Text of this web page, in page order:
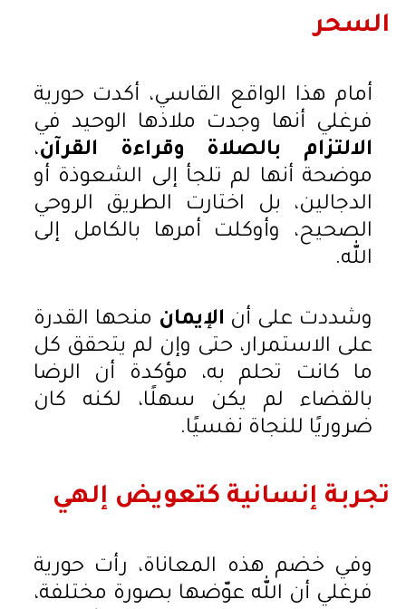
السحر
أمام هذا الواقع القاسي، أكدت حورية
فرغلي أنها وجدت ملاذها الوحيد في
الالتزام بالصلاة وقراءة القرآن،
موضحة أنها لم تلجأ إلى الشعوذة أو
الدجالين، بل اختارت الطريق الروحي
الصحيح، وأوكلت أمرها بالكامل إلى
الله.
وشددت على أن الإيمان منحها القدرة
على الاستمرار، حتى وإن لم يتحقق كل
ما كانت تحلم به، مؤكدة أن الرضا
بالقضاء لم يكن سهلًا، لكنه كان
ضروريًا للنجاة نفسيًا.
تجربة إنسانية كتعويض إلهي
وفي خضم هذه المعاناة، رأت حورية
فرغلي أن الله عوّضها بصورة مختلفة،